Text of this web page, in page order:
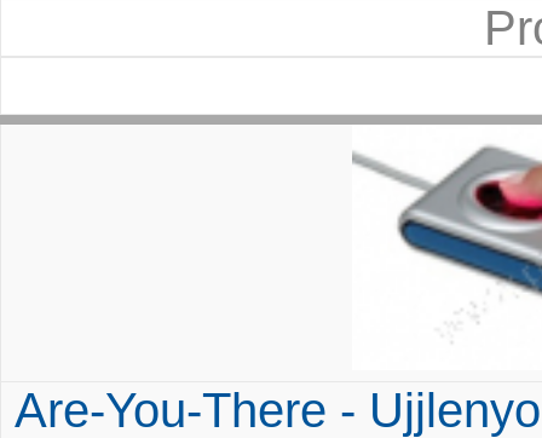
Are-You-There -